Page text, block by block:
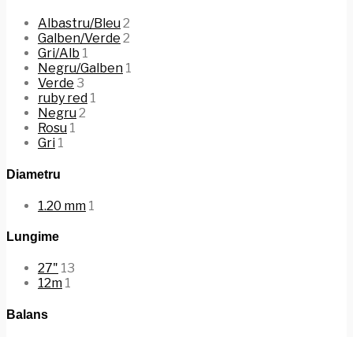
Albastru/Bleu2
Galben/Verde 2
Gri/Alb 1
Negru/Galben 1
Verde 3
ruby red 1
Negru2
Rosu 1
Gri 1
Diametru
1.20 mm 1
Lungime
27" 13
12m 1
Balans